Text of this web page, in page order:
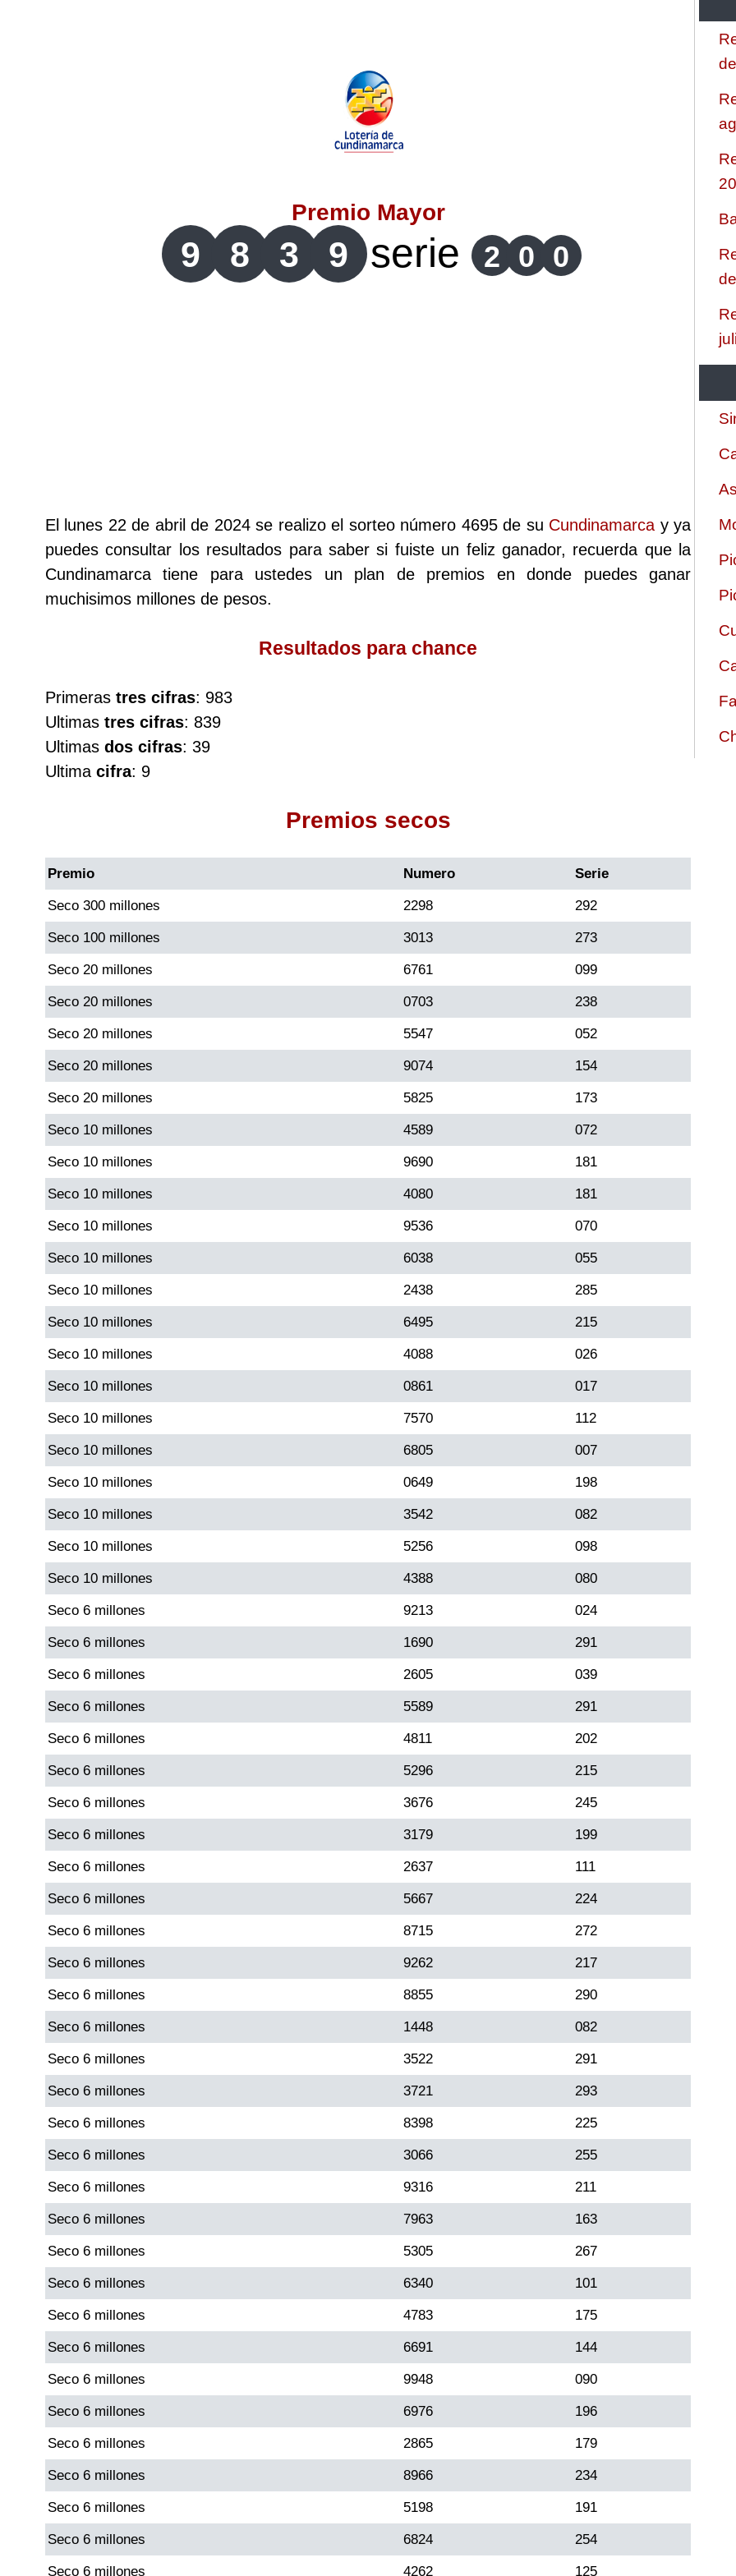
Lotería de Risaralda
Antioqueñita Día
Antioqueñita Tarde
Astro Luna
Cafeterito Tarde
Caribeña Noche
Chontico Día
Chontico Noche
Culona día
Culona noche
Dorado Mañana
Dorado Tarde
Dorado Noche
Fantástica Día
Fantástica Noche
Motilon Tarde
Motilon Noche
Paisita Día
Paisita Noche
Paisita 3
Pick 3 Día
Pick 3 Noche
Pick 4 Día
Pick 4 Noche
Pijao de Oro
Saman de la suerte
Sinuano Día
Sinuano Noche
Super Chontico Noche
Premio Mayor
9 8 3 9 serie 2 0 0
El lunes 22 de abril de 2024 se realizo el sorteo número 4695 de su Cundinamarca y ya
puedes consultar los resultados para saber si fuiste un feliz ganador, recuerda que la
Cundinamarca tiene para ustedes un plan de premios en donde puedes ganar
muchisimos millones de pesos.
Resultados para chance
Primeras tres cifras: 983
Ultimas tres cifras: 839
Ultimas dos cifras: 39
Ultima cifra: 9
Premios secos
Premio Numero Serie
Seco 300 millones 2298 292
Seco 100 millones 3013 273
Seco 20 millones 6761 099
Seco 20 millones 0703 238
Seco 20 millones 5547 052
Seco 20 millones 9074 154
Seco 20 millones 5825 173
Seco 10 millones 4589 072
Seco 10 millones 9690 181
Seco 10 millones 4080 181
Seco 10 millones 9536 070
Seco 10 millones 6038 055
Seco 10 millones 2438 285
Seco 10 millones 6495 215
Seco 10 millones 4088 026
Seco 10 millones 0861 017
Seco 10 millones 7570 112
Seco 10 millones 6805 007
Seco 10 millones 0649 198
Seco 10 millones 3542 082
Seco 10 millones 5256 098
Seco 10 millones 4388 080
Seco 6 millones 9213 024
Seco 6 millones 1690 291
Seco 6 millones 2605 039
Seco 6 millones 5589 291
Seco 6 millones 4811 202
Seco 6 millones 5296 215
Seco 6 millones 3676 245
Seco 6 millones 3179 199
Seco 6 millones 2637 111
Seco 6 millones 5667 224
Seco 6 millones 8715 272
Seco 6 millones 9262 217
Seco 6 millones 8855 290
Seco 6 millones 1448 082
Seco 6 millones 3522 291
Seco 6 millones 3721 293
Seco 6 millones 8398 225
Seco 6 millones 3066 255
Seco 6 millones 9316 211
Seco 6 millones 7963 163
Seco 6 millones 5305 267
Seco 6 millones 6340 101
Seco 6 millones 4783 175
Seco 6 millones 6691 144
Seco 6 millones 9948 090
Seco 6 millones 6976 196
Seco 6 millones 2865 179
Seco 6 millones 8966 234
Seco 6 millones 5198 191
Seco 6 millones 6824 254
Seco 6 millones 4262 125